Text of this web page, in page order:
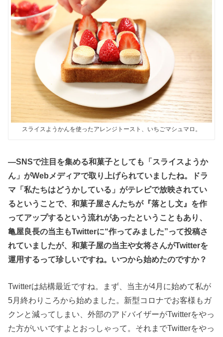
スライスようかんを使ったアレンジトースト、いちごマシュマロ。
―SNSで注目を集める和菓子としても「スライスようか
ん」がWebメディアで取り上げられていましたね。ドラ
マ「私たちはどうかしている」がテレビで放映されてい
るということで、和菓子屋さんたちが『落とし文』を作
ってアップするという流れがあったということもあり、
亀屋良長の当主もTwitterに“作ってみました”って投稿さ
れていましたが、和菓子屋の当主や女将さんがTwitterを
運用するって珍しいですね。いつから始めたのですか？
Twitterは結構最近ですね。まず、当主が4月に始めて私が
5月終わりころから始めました。新型コロナでお客様もガ
クンと減ってしまい、外部のアドバイザーがTwitterをやっ
た方がいいですよとおっしゃって。それまでTwitterをやっ